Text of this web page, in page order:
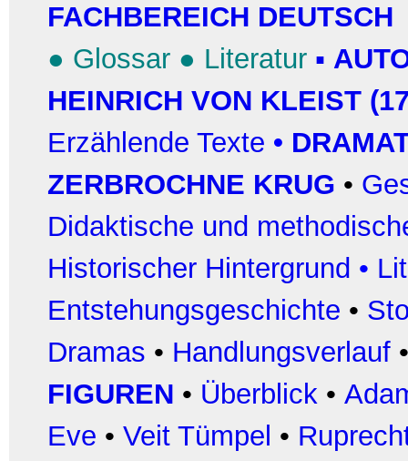
FACHBEREICH DEUTSCH
● Glossar ● Literatur ▪
HEINRICH VON KLEIST
Erzählende Texte •
ZERBROCHNE KRUG •
Didaktische und
Historischer Hintergrund •
Entstehungsgeschichte •
Dramas • Handlungsverlauf
FIGUREN • Überblick •
Eve • Veit Tümpel •